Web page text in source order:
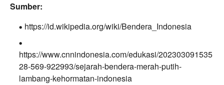
Sumber:
https://id.wikipedia.org/wiki/Bendera_Indonesia
https://www.cnnindonesia.com/edukasi/202303091535
28-569-922993/sejarah-bendera-merah-putih-
lambang-kehormatan-indonesia